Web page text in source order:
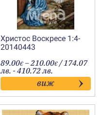
Христос Воскресе 1:4-
20140443
89.00€ –210.00€Price
range:
89.00€
through
210.00€
/ 174.07
лв. - 410.72 лв.
виж